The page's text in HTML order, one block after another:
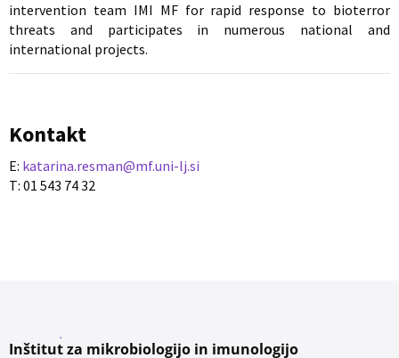
intervention team IMI MF for rapid response to bioterror
threats and participates in numerous national and
international projects.
Kontakt
E: katarina.resman@mf.uni-lj.si
T: 01 543 74 32
Inštitut za mikrobiologijo in imunologijo